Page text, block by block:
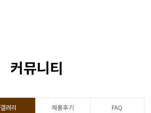
커뮤니티
갤러리 제품후기 FAQ